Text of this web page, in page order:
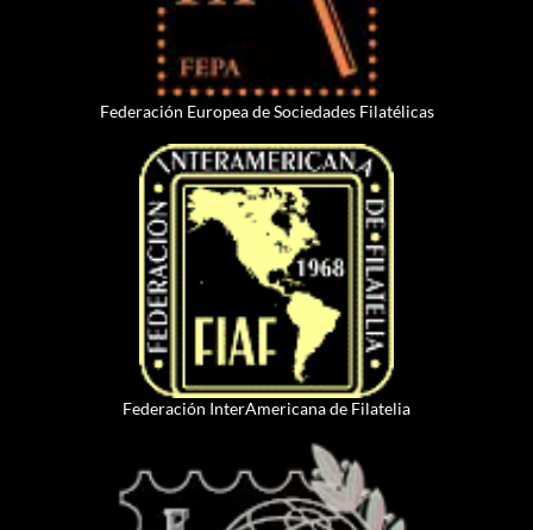
Federación Europea de Sociedades Filatélicas
Federación InterAmericana de Filatelia